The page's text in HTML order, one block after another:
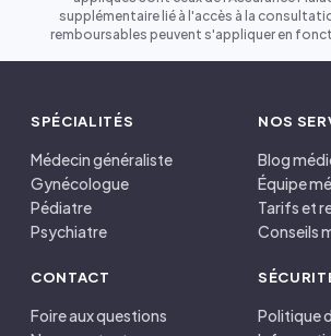
supplémentaire lié à l'accès à la
remboursables peuvent s'appliquer en
SPÉCIALITÉS
Médecin généraliste
Gynécologue
Pédiatre
Psychiatre
NOS
Blog
Équipe
Tarifs et
Conseils
CONTACT
Foire aux questions
Politique